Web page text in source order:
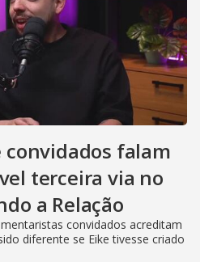
convidados falam
terceira via no
a Relação
convidados acreditam
diferente se Eike tivesse criado